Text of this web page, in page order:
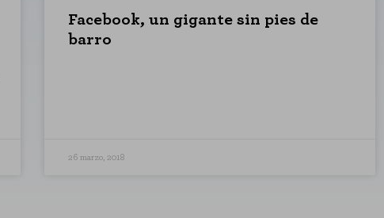
Facebook, un gigante sin pies de
barro
26 marzo, 2018
para que el sitio web funcione y no se pueden desactivar en nuestros
estas cookies, pero alguna áreas del sitio no funcionarán. Estas cookies no
contar las visitas y fuentes de tráfico para poder evaluar el rendimiento de